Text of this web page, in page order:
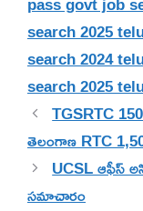
search 2025
search 2024
search 2025
TGSRTC
తెలంగాణ RTC
UCSL ఆఫీస్
సమాచారం